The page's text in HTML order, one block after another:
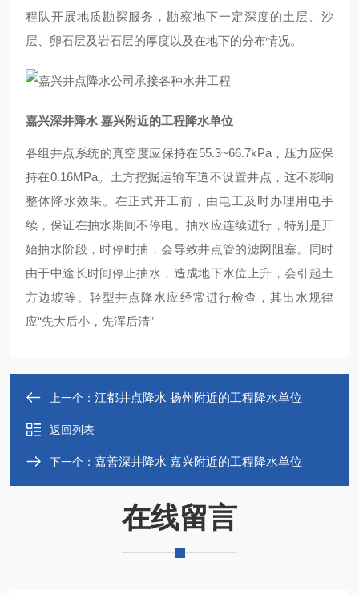
程队开展地质勘探服务，勘察地下一定深度的土层、沙
层、卵石层及岩石层的厚度以及在地下的分布情况。
嘉兴深井降水 嘉兴附近的工程降水单位
各组井点系统的真空度应保持在55.3~66.7kPa，压力应保
持在0.16MPa。土方挖掘运输车道不设置井点，这不影响
整体降水效果。在正式开工前，由电工及时办理用电手
续，保证在抽水期间不停电。抽水应连续进行，特别是开
始抽水阶段，时停时抽，会导致井点管的滤网阻塞。同时
由于中途长时间停止抽水，造成地下水位上升，会引起土
方边坡等。轻型井点降水应经常进行检查，其出水规律
应“先大后小，先浑后清”
上一个： 江都井点降水 扬州附近的工程降水单位
返回列表
下一个： 嘉善深井降水 嘉兴附近的工程降水单位
在线留言